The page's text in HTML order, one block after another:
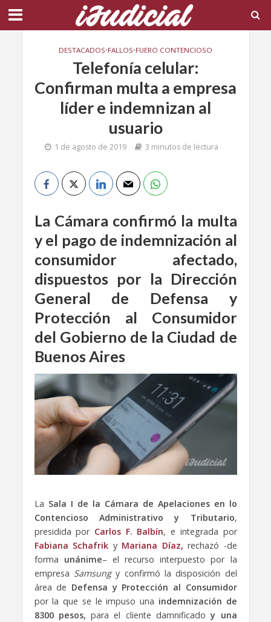
DESTACADOS•FALLOS•FUERO CONTENCIOSO
Telefonía celular:
Confirman multa a empresa
líder e indemnizan al
usuario
1 de agosto de 2019 3 minutos de lectura
La Cámara confirmó la multa
y el pago de indemnización al
consumidor afectado,
dispuestos por la Dirección
General de Defensa y
Protección al Consumidor
del Gobierno de la Ciudad de
Buenos Aires
La Sala I de la Cámara de Apelaciones en lo
Contencioso Administrativo y Tributario,
presidida por Carlos F. Balbín, e integrada por
Fabiana Schafrik y Mariana Díaz, rechazó -de
forma unánime– el recurso interpuesto por la
empresa Samsungy confirmó la disposición del
área de Defensa y Protección al Consumidor
por la que se le impuso una indemnización de
8300 pesos, para el cliente damnificado y una